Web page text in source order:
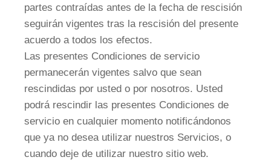
partes contraídas antes de la fecha de rescisión
seguirán vigentes tras la rescisión del presente
acuerdo a todos los efectos.
Las presentes Condiciones de servicio
permanecerán vigentes salvo que sean
rescindidas por usted o por nosotros. Usted
podrá rescindir las presentes Condiciones de
servicio en cualquier momento notificándonos
que ya no desea utilizar nuestros Servicios, o
cuando deje de utilizar nuestro sitio web.